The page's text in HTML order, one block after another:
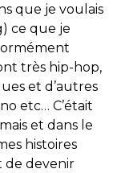
que je voulais
ce que je
très hip-hop,
et d’autres
etc… C’était
et dans le
histoires
de devenir